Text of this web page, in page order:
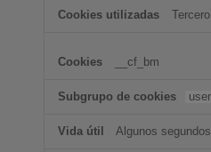
Tercero
__cf_bm
Algunos segundos